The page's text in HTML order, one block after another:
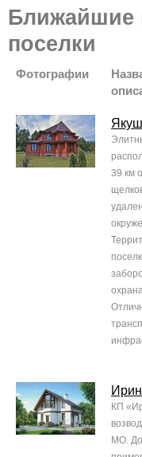
Ближайшие
поселки
Фотографии
39 км
КП
МО.